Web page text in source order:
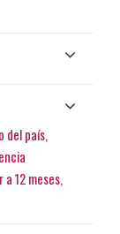
del país,
12 meses,